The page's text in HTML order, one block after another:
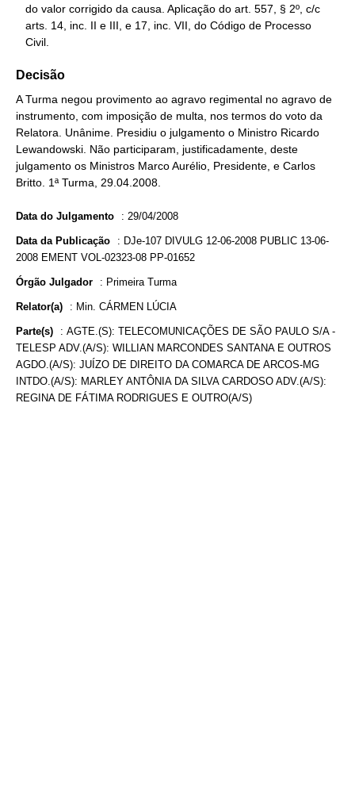
   Civil.
Decisão
A Turma negou provimento ao agravo regimental no agravo de
instrumento, com imposição de multa, nos termos do voto da
Relatora. Unânime. Presidiu o julgamento o Ministro Ricardo
Lewandowski. Não participaram, justificadamente, deste
julgamento os Ministros Marco Aurélio, Presidente, e Carlos
Britto. 1ª Turma, 29.04.2008.
Data do Julgamento : 29/04/2008
Data da Publicação : DJe-107 DIVULG 12-06-2008 PUBLIC 13-06-
2008 EMENT VOL-02323-08 PP-01652
Órgão Julgador : Primeira Turma
Relator(a) : Min. CÁRMEN LÚCIA
Parte(s) : AGTE.(S): TELECOMUNICAÇÕES DE SÃO PAULO S/A -
TELESP ADV.(A/S): WILLIAN MARCONDES SANTANA E OUTROS
AGDO.(A/S): JUÍZO DE DIREITO DA COMARCA DE ARCOS-MG
INTDO.(A/S): MARLEY ANTÔNIA DA SILVA CARDOSO ADV.(A/S):
REGINA DE FÁTIMA RODRIGUES E OUTRO(A/S)